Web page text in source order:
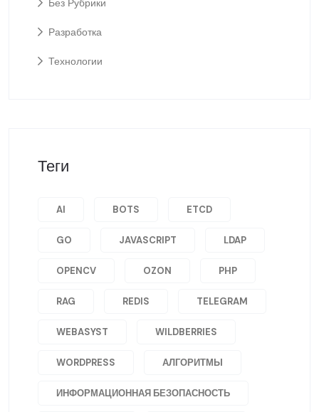
Без Рубрики
Разработка
Технологии
Теги
AI BOTS ETCD
GO JAVASCRIPT LDAP
OPENCV OZON PHP
RAG REDIS TELEGRAM
WEBASYST WILDBERRIES
WORDPRESS АЛГОРИТМЫ
ИНФОРМАЦИОННАЯ БЕЗОПАСНОСТЬ